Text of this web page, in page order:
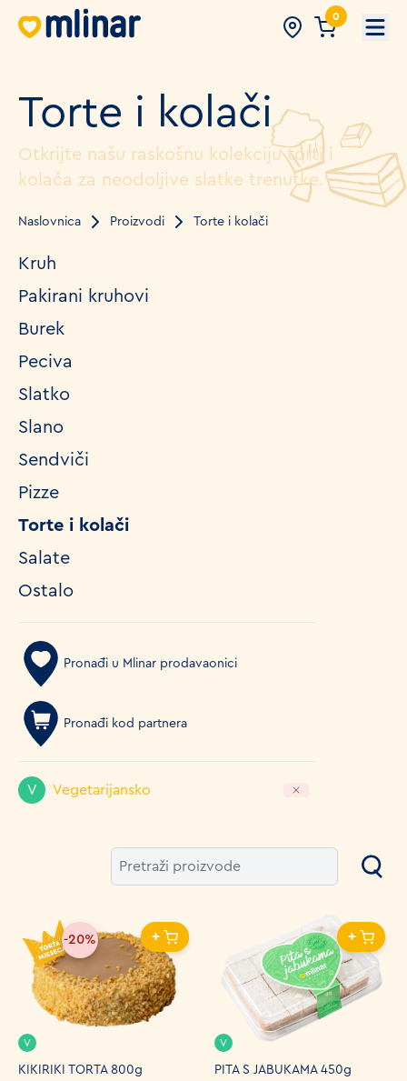
0
Torte i kolači
Otkrijte našu raskošnu kolekciju torti i
kolača za neodoljive slatke trenutke.
Naslovnica Proizvodi Torte i kolači
Kruh
Pakirani kruhovi
Burek
Peciva
Slatko
Slano
Sendviči
Pizze
Torte i kolači
Salate
Ostalo
Pronađi u Mlinar prodavaonici
Pronađi kod partnera
V Vegetarijansko
+
-20%
KIKIRIKI TORTA 800g
V
+
PITA S JABUKAMA 450g
V